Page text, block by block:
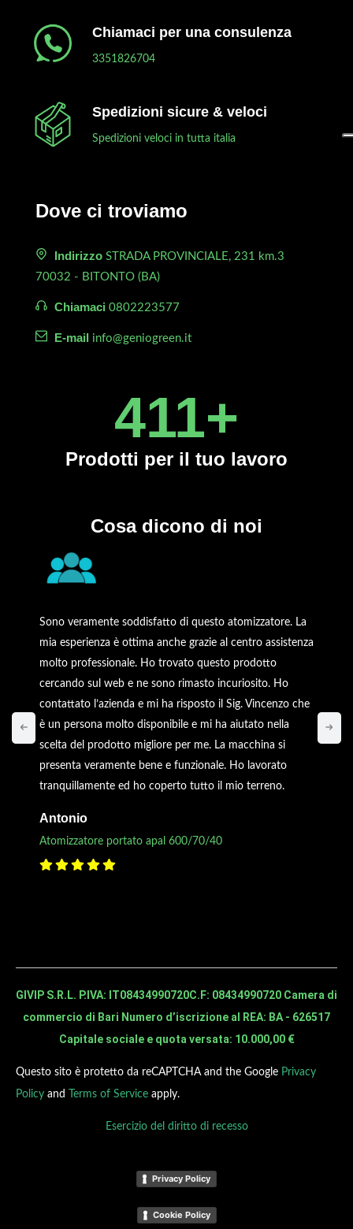
Chiamaci per una consulenza
3351826704
Spedizioni sicure & veloci
Spedizioni veloci in tutta italia
Dove ci troviamo
Indirizzo STRADA PROVINCIALE, 231 km.3
70032 - BITONTO (BA)
Chiamaci 0802223577
E-mail info@geniogreen.it
450+
Prodotti per il tuo lavoro
Cosa dicono di noi
Sono veramente soddisfatto di questo atomizzatore. La
mia esperienza è ottima anche grazie al centro assistenza
molto professionale. Ho trovato questo prodotto
cercando sul web e ne sono rimasto incuriosito. Ho
contattato l’azienda e mi ha risposto il Sig. Vincenzo che
è un persona molto disponibile e mi ha aiutato nella
scelta del prodotto migliore per me. La macchina si
presenta veramente bene e funzionale. Ho lavorato
tranquillamente ed ho coperto tutto il mio terreno.
Antonio
Atomizzatore portato apal 600/70/40
GIVIP S.R.L. P.IVA: IT08434990720C.F: 08434990720 Camera di
commercio di Bari Numero d’iscrizione al REA: BA - 626517
Capitale sociale e quota versata: 10.000,00 €
Questo sito è protetto da reCAPTCHA and the Google Privacy
Policy and Terms of Service apply.
Esercizio del diritto di recesso
Privacy Policy
Cookie Policy